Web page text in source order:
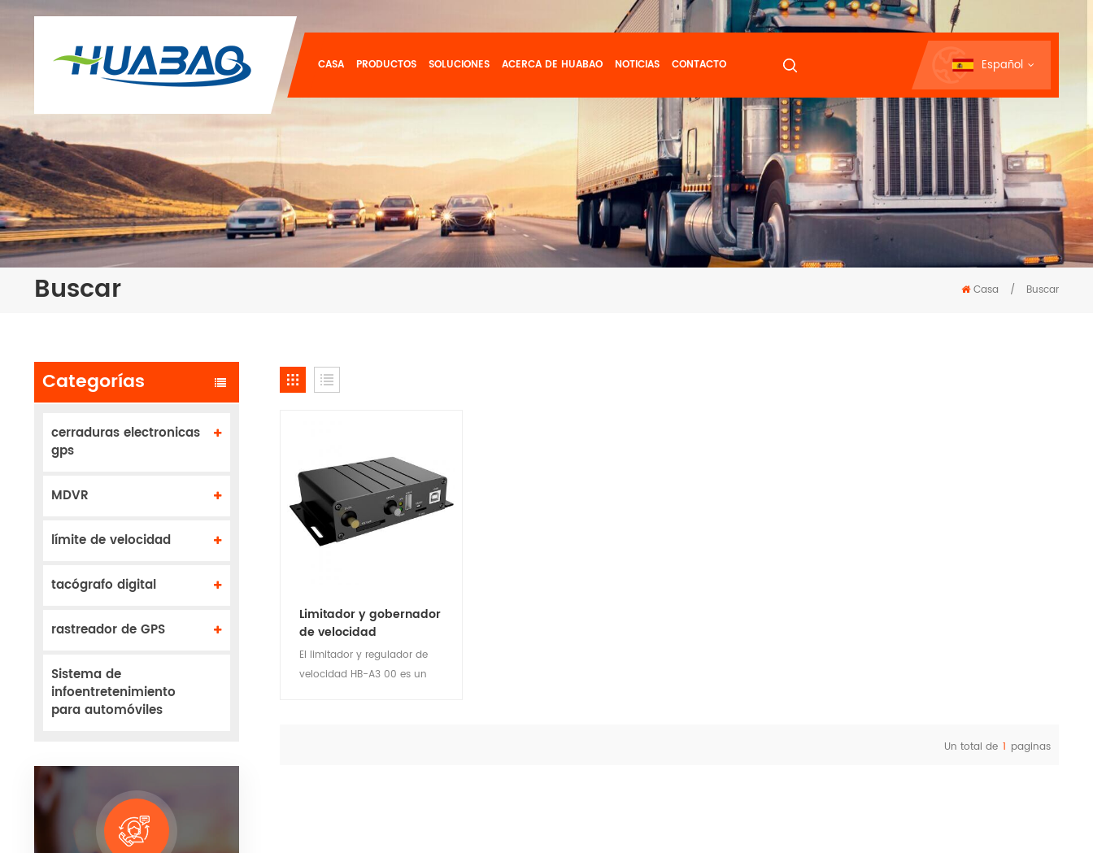
CASA PRODUCTOS SOLUCIONES ACERCA DE HUABAO NOTICIAS CONTACTO Español
Buscar Casa / Buscar
Categorías
cerraduras electronicas
gps
MDVR
límite de velocidad
tacógrafo digital
rastreador de GPS
Sistema de
infoentretenimiento
para automóviles
Limitador y gobernador
de velocidad
El limitador y regulador de
velocidad HB-A3 00 es un
Un total de 1 paginas